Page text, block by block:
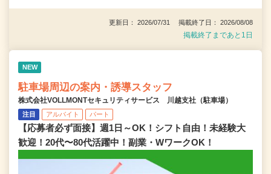
更新日： 2026/07/31 掲載終了日： 2026/08/08
掲載終了まであと1日
NEW
駐車場周辺の案内・誘導スタッフ
株式会社VOLLMONTセキュリティサービス 川越支社（駐車場）
注目 アルバイト パート
【応募者必ず面接】週1日～OK！シフト自由！未経験大
歓迎！20代〜80代活躍中！副業・WワークOK！